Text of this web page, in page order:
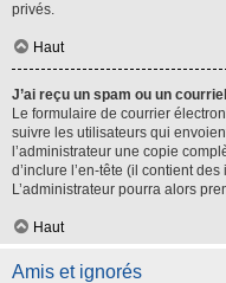
privés.
Haut
J’ai reçu un spam ou un
Le formulaire de courrier
suivre les utilisateurs qui
l’administrateur une copie
d’inclure l’en-tête (il contient
L’administrateur pourra alors
Haut
Amis et ignorés